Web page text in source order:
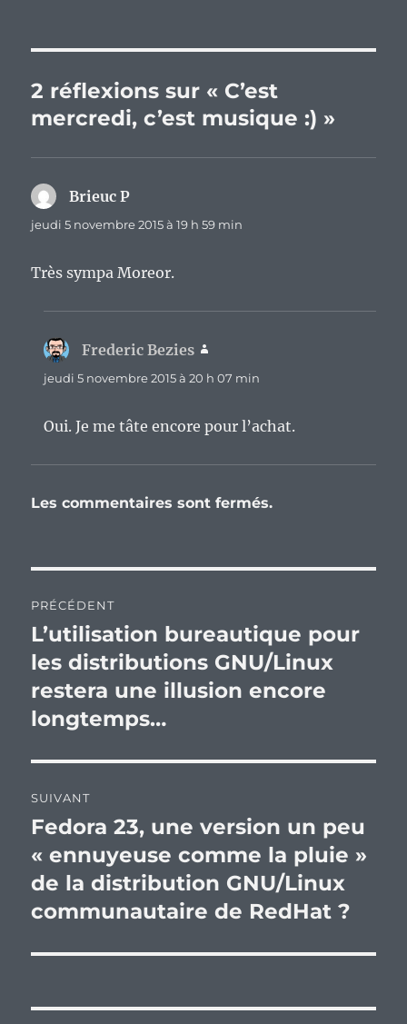
2 réflexions sur « C’est
mercredi, c’est musique :) »
Brieuc P
jeudi 5 novembre 2015 à 19 h 59 min
Très sympa Moreor.
Frederic Bezies
jeudi 5 novembre 2015 à 20 h 07 min
Oui. Je me tâte encore pour l’achat.
Les commentaires sont fermés.
de
l’article
PRÉCÉDENT
Publication
précédente :
L’utilisation bureautique pour
les distributions GNU/Linux
restera une illusion encore
longtemps…
SUIVANT
Publication
suivante :
Fedora 23, une version un peu
« ennuyeuse comme la pluie »
de la distribution GNU/Linux
communautaire de RedHat ?